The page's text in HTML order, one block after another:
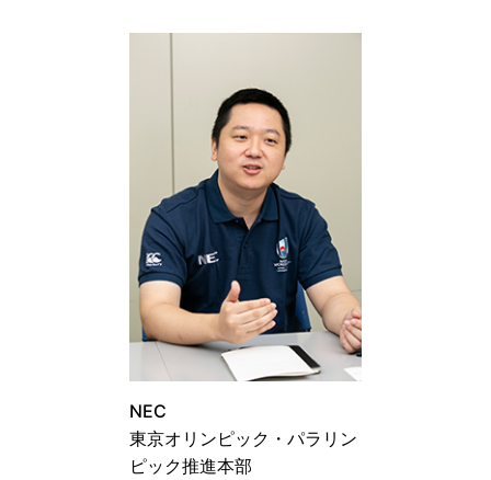
NEC
東京オリンピック・パラリン
ピック推進本部